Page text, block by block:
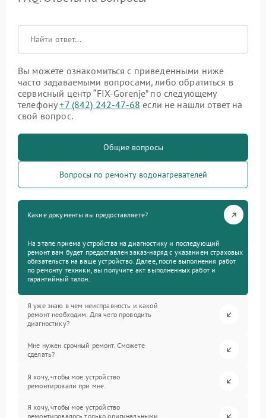
Вы можете ознакомиться с приведенными ниже
часто задаваемыми вопросами, либо обратиться в
сервисный центр “FIX-Gorenje” по следующему
телефону+7 (842) 242-47-68 если не нашли ответ на
свой вопрос.
Общие вопросы
Вопросы по ремонту водонагревателей
Какие документы вы предоставляете?
На этапе приема устройства на диагностику и последующий
ремонт вам будет предоставлен заказ-наряд с указанием страховых
обязательств на ваше устройство. Далее, после выполнения работ
по ремонту техники, вы получите акт выполненных работ и
гарантийный талон.
Я уже знаю в чем неисправность и какой
ремонт необходим. Для чего проводить
диагностику?
Мне нужен срочный ремонт. Сможете
сделать?
Я хочу, чтобы мое устройство
ремонтировали при мне.
Я хочу, чтобы мое устройство
ремонтировалось только оригинальными